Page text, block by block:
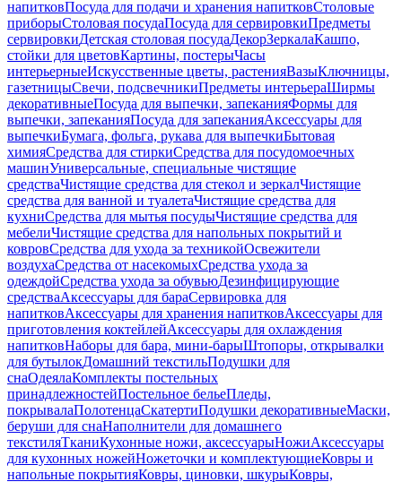
напитковПосуда для подачи и хранения напитковСтоловые
приборыСтоловая посудаПосуда для сервировкиПредметы
сервировкиДетская столовая посудаДекорЗеркалаКашпо,
стойки для цветовКартины, постерыЧасы
интерьерныеИскусственные цветы, растенияВазыКлючницы,
газетницыСвечи, подсвечникиПредметы интерьераШирмы
декоративныеПосуда для выпечки, запеканияФормы для
выпечки, запеканияПосуда для запеканияАксессуары для
выпечкиБумага, фольга, рукава для выпечкиБытовая
химияСредства для стиркиСредства для посудомоечных
машинУниверсальные, специальные чистящие
средстваЧистящие средства для стекол и зеркалЧистящие
средства для ванной и туалетаЧистящие средства для
кухниСредства для мытья посудыЧистящие средства для
мебелиЧистящие средства для напольных покрытий и
ковровСредства для ухода за техникойОсвежители
воздухаСредства от насекомыхСредства ухода за
одеждойСредства ухода за обувьюДезинфицирующие
средстваАксессуары для бараСервировка для
напитковАксессуары для хранения напитковАксессуары для
приготовления коктейлейАксессуары для охлаждения
напитковНаборы для бара, мини-барыШтопоры, открывалки
для бутылокДомашний текстильПодушки для
снаОдеялаКомплекты постельных
принадлежностейПостельное бельеПледы,
покрывалаПолотенцаСкатертиПодушки декоративныеМаски,
беруши для снаНаполнители для домашнего
текстиляТканиКухонные ножи, аксессуарыНожиАксессуары
для кухонных ножейНожеточки и комплектующиеКовры и
напольные покрытияКовры, циновки, шкурыКовры,